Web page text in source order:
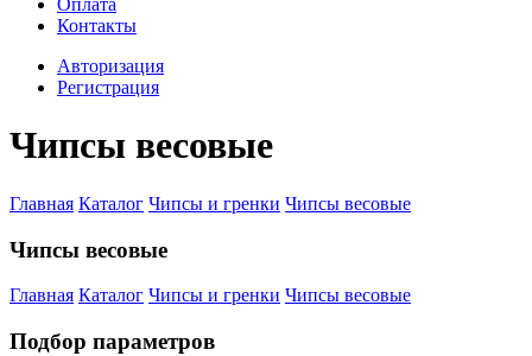
Оплата
Контакты
Авторизация
Регистрация
Чипсы весовые
Главная Каталог Чипсы и гренки Чипсы весовые
Чипсы весовые
Главная Каталог Чипсы и гренки Чипсы весовые
Подбор параметров